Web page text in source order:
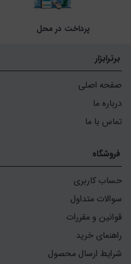
پرداخت در محل
برترابزار
صفحه اصلی
درباره ما
تماس با ما
فروشگاه
حساب کاربری
سوالات متداول
قوانین و مقررات
راهنمای خرید
شرایط ارسال محصول